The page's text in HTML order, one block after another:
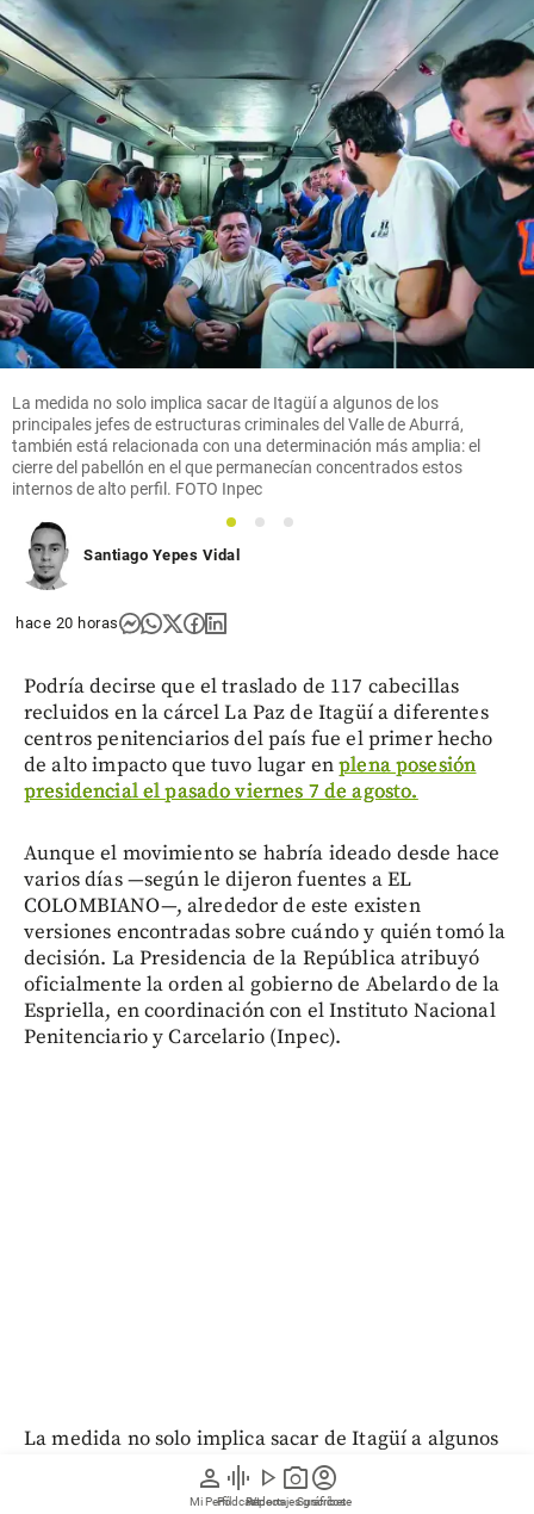
person
Mi Perfil
graphic_eq
Pódcast
play_arrow
Videos
photo_camera
Reportajes gráficos
account_circle
Suscríbete
La medida no solo implica sacar de Itagüí a algunos de los
principales jefes de estructuras criminales del Valle de Aburrá,
también está relacionada con una determinación más amplia: el
cierre del pabellón en el que permanecían concentrados estos
internos de alto perfil. FOTO Inpec
1 2
3
Santiago Yepes Vidal
hace 20 horas
Podría decirse que el traslado de 117 cabecillas
recluidos en la cárcel La Paz de Itagüí a diferentes
centros penitenciarios del país fue el primer hecho
de alto impacto que tuvo lugar enplena posesión
presidencial el pasado viernes 7 de agosto.
Aunque el movimiento se habría ideado desde hace
varios días —según le dijeron fuentes a EL
COLOMBIANO—, alrededor de este existen
versiones encontradas sobre cuándo y quién tomó la
decisión. La Presidencia de la República atribuyó
oficialmente la orden al gobierno de Abelardo de la
Espriella, en coordinación con el Instituto Nacional
Penitenciario y Carcelario (Inpec).
La medida no solo implica sacar de Itagüí a algunos
de los principales jefes de estructuras criminales del
Valle de Aburrá, también está relacionada con una